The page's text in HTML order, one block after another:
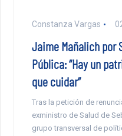
Constanza Vargas
Jaime Mañalich por
Pública: “Hay un
que cuidar”
Tras la petición de
exministro de Salud de
grupo transversal de